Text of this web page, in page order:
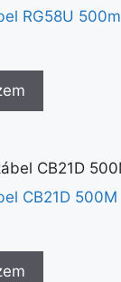
RG58U 500m
CB21D 500M